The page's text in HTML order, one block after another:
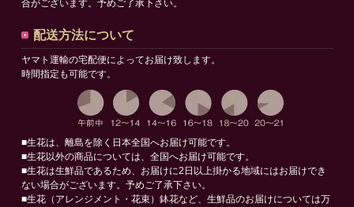
合がございます。予めご了承下さい。
配送方法について
ヤマト運輸の宅配便によってお届け致します。
時間指定も可能です。
■生花は、離島を除く日本全国へお届け可能です。
■生花以外の商品については、全国へお届け可能です。
■生花は生鮮品であるため、お届けに2日以上掛かる地域にはお届けでき
ない場合がございます。予めご了承下さい。
■生花（アレンジメント・花束）鉢花など、生鮮品のお届けについては万